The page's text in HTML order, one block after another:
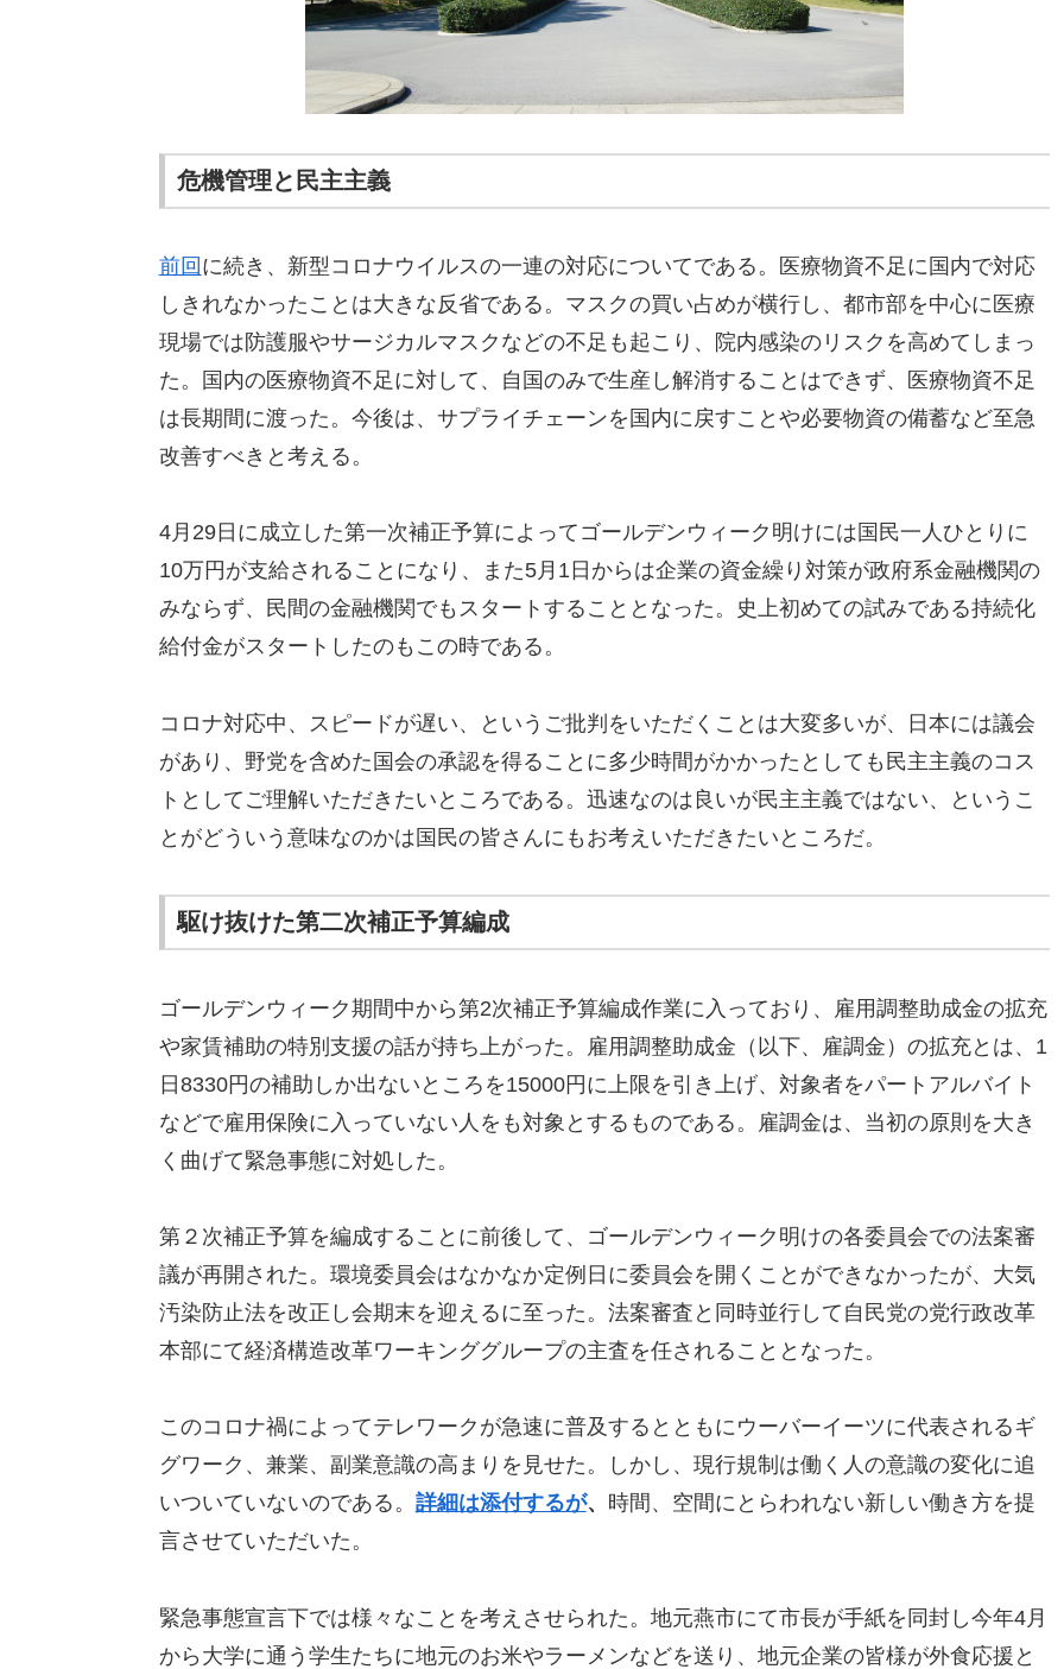
危機管理と民主主義
前回 に続き、新型コロナウイルスの一連の対応についてである。医療物資不足に国内で対応
しきれなかったことは大きな反省である。マスクの買い占めが横行し、都市部を中心に医療
現場では防護服やサージカルマスクなどの不足も起こり、院内感染のリスクを高めてしまっ
た。国内の医療物資不足に対して、自国のみで生産し解消することはできず、医療物資不足
は長期間に渡った。今後は、サプライチェーンを国内に戻すことや必要物資の備蓄など至急
改善すべきと考える。
4月29日に成立した第一次補正予算によってゴールデンウィーク明けには国民一人ひとりに
10万円が支給されることになり、また5月1日からは企業の資金繰り対策が政府系金融機関の
みならず、民間の金融機関でもスタートすることとなった。史上初めての試みである持続化
給付金がスタートしたのもこの時である。
コロナ対応中、スピードが遅い、というご批判をいただくことは大変多いが、日本には議会
があり、野党を含めた国会の承認を得ることに多少時間がかかったとしても民主主義のコス
トとしてご理解いただきたいところである。迅速なのは良いが民主主義ではない、というこ
とがどういう意味なのかは国民の皆さんにもお考えいただきたいところだ。
駆け抜けた第二次補正予算編成
ゴールデンウィーク期間中から第2次補正予算編成作業に入っており、雇用調整助成金の拡充
や家賃補助の特別支援の話が持ち上がった。雇用調整助成金（以下、雇調金）の拡充とは、1
日8330円の補助しか出ないところを15000円に上限を引き上げ、対象者をパートアルバイト
などで雇用保険に入っていない人をも対象とするものである。雇調金は、当初の原則を大き
く曲げて緊急事態に対処した。
第２次補正予算を編成することに前後して、ゴールデンウィーク明けの各委員会での法案審
議が再開された。環境委員会はなかなか定例日に委員会を開くことができなかったが、大気
汚染防止法を改正し会期末を迎えるに至った。法案審査と同時並行して自民党の党行政改革
本部にて経済構造改革ワーキンググループの主査を任されることとなった。
このコロナ禍によってテレワークが急速に普及するとともにウーバーイーツに代表されるギ
グワーク、兼業、副業意識の高まりを見せた。しかし、現行規制は働く人の意識の変化に追
いついていないのである。 詳細は添付するが、 時間、空間にとらわれない新しい働き方を提
言させていただいた。
緊急事態宣言下では様々なことを考えさせられた。地元燕市にて市長が手紙を同封し今年4月
から大学に通う学生たちに地元のお米やラーメンなどを送り、地元企業の皆様が外食応援と